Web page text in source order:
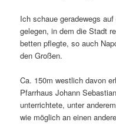
Ich schaue geradewegs
gelegen, in dem die Stadt
betten pflegte, so auch
den Großen.
Ca. 150m westlich davon
Pfarrhaus Johann
unterrichtete, unter
wie möglich an einen